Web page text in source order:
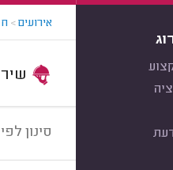
אירועים>
סינון